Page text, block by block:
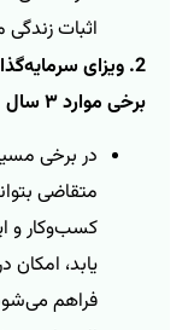
اثبات
برخی موارد ۳ سال
در برخی
متقاضی
کسب‌وکار و
فراهم